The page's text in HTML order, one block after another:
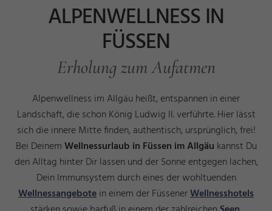
ALPENWELLNESS IN
FÜSSEN
Erholung zum Aufatmen
Alpenwellness im Allgäu heißt, entspannen in einer
Landschaft, die schon König Ludwig II. verführte. Hier lässt
sich die innere Mitte finden, authentisch, ursprünglich, frei!
Bei DeinemWellnessurlaub in Füssen im Allgäu kannst Du
den Alltag hinter Dir lassen und der Sonne entgegen lachen,
Dein Immunsystem durch eines der wohltuenden
Wellnessangebotein einem der FüssenerWellnesshotels